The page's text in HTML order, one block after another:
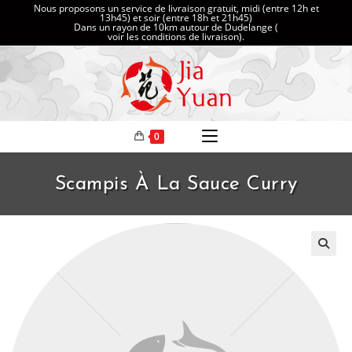
Nous proposons un service de livraison gratuit, midi (entre 12h et
13h45) et soir (entre 18h et 21h45)
Dans un rayon de 10km autour de Dudelange (
voir les conditions de livraison).
0
Scampis À La Sauce Curry